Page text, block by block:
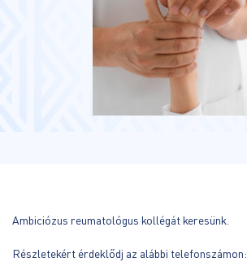
Ambiciózus reumatológus kollégát keresünk.
Részletekért érdeklődj az alábbi telefonszámon: